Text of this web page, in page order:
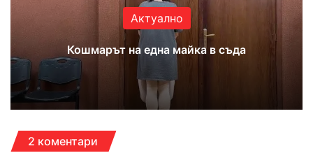
Актуално
Кошмарът на една майка в съда
2 коментари